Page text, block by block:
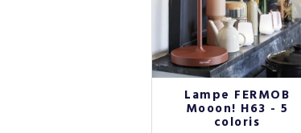
Lampe FERMOB
Mooon! H63 - 5
coloris